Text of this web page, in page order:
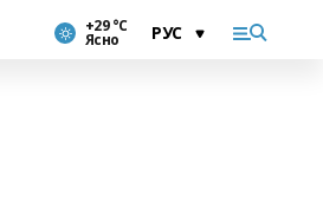
+29 °С
Ясно